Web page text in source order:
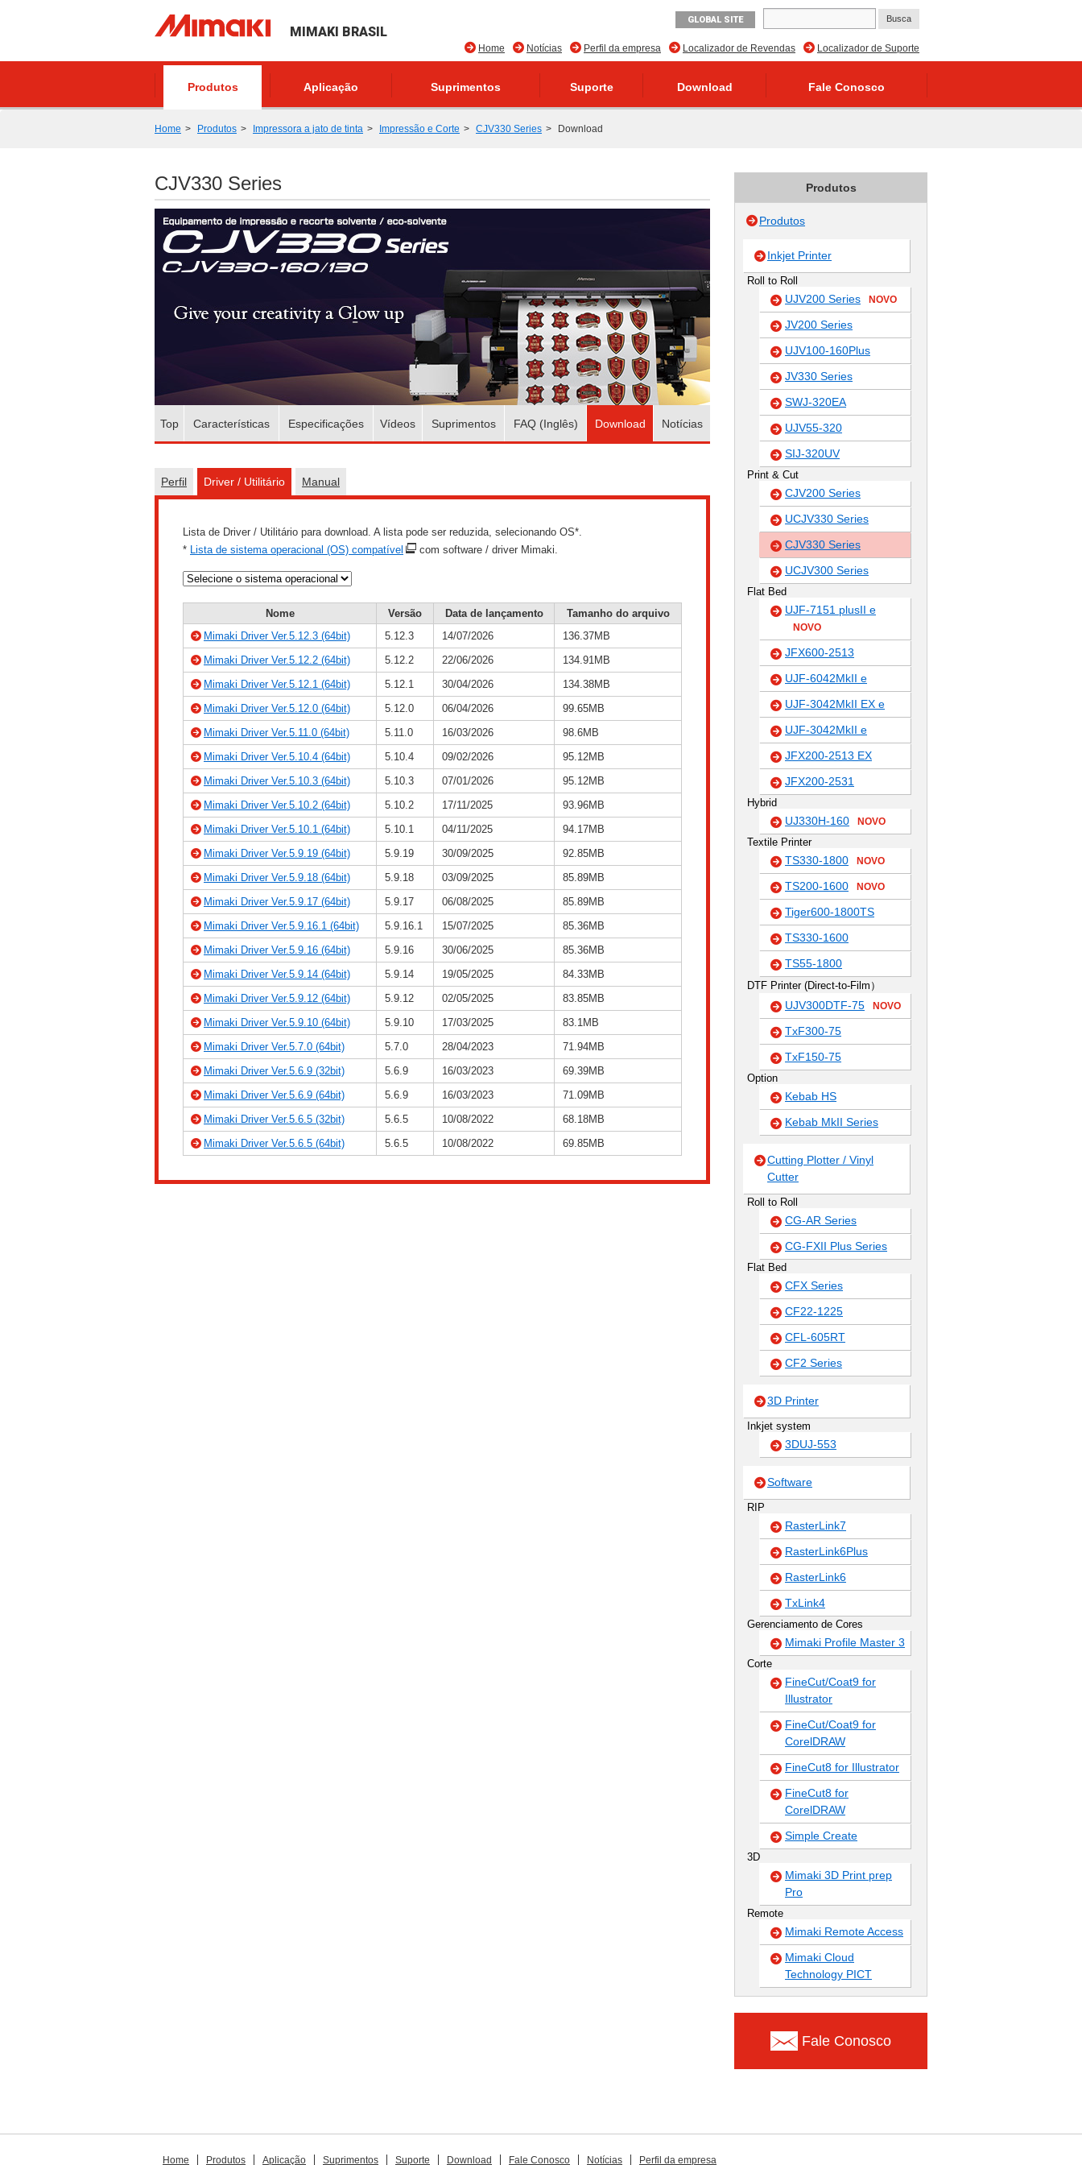
MIMAKI BRASIL
GLOBAL SITE
Localizador de Suporte
Localizador de Revendas
Perfil da empresa
Notícias
Home
Produtos Aplicação Suprimentos Suporte Download Fale Conosco
Home Produtos Impressora a jato de tinta Impressão e Corte CJV330 Series Download
CJV330 Series
Top Características Especificações Vídeos Suprimentos FAQ (Inglês) Download Notícias
Perfil Driver / Utilitário Manual
Lista de Driver / Utilitário para download. A lista pode ser reduzida, selecionando OS*.
* Lista de sistema operacional (OS) compatível com software / driver Mimaki.
Nome Versão Data de lançamento
Tamanho do arquivo
Mimaki Driver Ver.5.12.3 (64bit)
5.12.3 14/07/2026
136.37MB
Mimaki Driver Ver.5.12.2 (64bit)
5.12.2 22/06/2026
134.91MB
Mimaki Driver Ver.5.12.1 (64bit)
5.12.1 30/04/2026
134.38MB
Mimaki Driver Ver.5.12.0 (64bit)
5.12.0 06/04/2026
99.65MB
Mimaki Driver Ver.5.11.0 (64bit)
5.11.0 16/03/2026
98.6MB
Mimaki Driver Ver.5.10.4 (64bit)
5.10.4 09/02/2026
95.12MB
Mimaki Driver Ver.5.10.3 (64bit)
5.10.3 07/01/2026
95.12MB
Mimaki Driver Ver.5.10.2 (64bit)
5.10.2 17/11/2025
93.96MB
Mimaki Driver Ver.5.10.1 (64bit)
5.10.1 04/11/2025
94.17MB
Mimaki Driver Ver.5.9.19 (64bit)
5.9.19 30/09/2025
92.85MB
Mimaki Driver Ver.5.9.18 (64bit)
5.9.18 03/09/2025
85.89MB
Mimaki Driver Ver.5.9.17 (64bit)
5.9.17 06/08/2025
85.89MB
Mimaki Driver Ver.5.9.16.1 (64bit)
5.9.16.1 15/07/2025
85.36MB
Mimaki Driver Ver.5.9.16 (64bit)
5.9.16 30/06/2025
85.36MB
Mimaki Driver Ver.5.9.14 (64bit)
5.9.14 19/05/2025
84.33MB
Mimaki Driver Ver.5.9.12 (64bit)
5.9.12 02/05/2025
83.85MB
Mimaki Driver Ver.5.9.10 (64bit)
5.9.10 17/03/2025
83.1MB
Mimaki Driver Ver.5.7.0 (64bit)
5.7.0 28/04/2023
71.94MB
Mimaki Driver Ver.5.6.9 (32bit)
5.6.9 16/03/2023
69.39MB
Mimaki Driver Ver.5.6.9 (64bit)
5.6.9 16/03/2023
71.09MB
Mimaki Driver Ver.5.6.5 (32bit)
5.6.5 10/08/2022
68.18MB
Mimaki Driver Ver.5.6.5 (64bit)
5.6.5 10/08/2022 69.85MB
Produtos
Produtos
Inkjet Printer
Roll to Roll
UJV200 Series NOVO
JV200 Series
UJV100-160Plus
JV330 Series
SWJ-320EA
UJV55-320
SIJ-320UV
Print & Cut
CJV200 Series
UCJV330 Series
CJV330 Series
UCJV300 Series
Flat Bed
UJF-7151 plusII e
NOVO
JFX600-2513
UJF-6042MkII e
UJF-3042MkII EX e
UJF-3042MkII e
JFX200-2513 EX
JFX200-2531
Hybrid
UJ330H-160 NOVO
Textile Printer
TS330-1800 NOVO
TS200-1600 NOVO
Tiger600-1800TS
TS330-1600
TS55-1800
DTF Printer (Direct-to-Film）
UJV300DTF-75 NOVO
TxF300-75
TxF150-75
Option
Kebab HS
Kebab MkII Series
Cutting Plotter / Vinyl
Cutter
Roll to Roll
CG-AR Series
CG-FXII Plus Series
Flat Bed
CFX Series
CF22-1225
CFL-605RT
CF2 Series
3D Printer
Inkjet system
3DUJ-553
Software
RIP
RasterLink7
RasterLink6Plus
RasterLink6
TxLink4
Gerenciamento de Cores
Mimaki Profile Master 3
Corte
FineCut/Coat9 for
Illustrator
FineCut/Coat9 for
CorelDRAW
FineCut8 for Illustrator
FineCut8 for
CorelDRAW
Simple Create
3D
Mimaki 3D Print prep
Pro
Remote
Mimaki Remote Access
Mimaki Cloud
Technology PICT
Fale Conosco
Home Produtos Aplicação Suprimentos Suporte Download Fale Conosco Notícias Perfil da empresa